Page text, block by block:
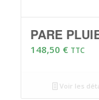
PARE
148,50 € TTC
Voir les